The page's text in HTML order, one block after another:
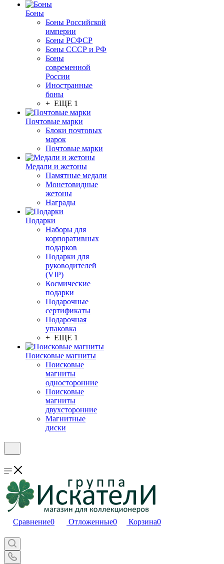
Боны
Боны Российской
империи
Боны РСФСР
Боны СССР и РФ
Боны
современной
России
Иностранные
боны
+ ЕЩЕ 1
Почтовые марки
Блоки почтовых
марок
Почтовые марки
Медали и жетоны
Памятные медали
Монетовидные
жетоны
Награды
Подарки
Наборы для
корпоративных
подарков
Подарки для
руководителей
(VIP)
Космические
подарки
Подарочные
сертификаты
Подарочная
упаковка
+ ЕЩЕ 1
Поисковые магниты
Поисковые
магниты
односторонние
Поисковые
магниты
двухсторонние
Магнитные
диски
Сравнение0 Отложенные0 Корзина0